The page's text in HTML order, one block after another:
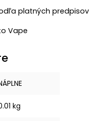
platných predpisov
Vape
kg